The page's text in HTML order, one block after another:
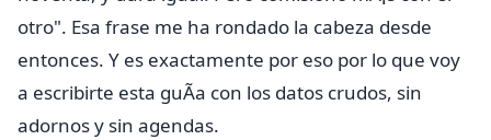
otro". Esa frase me ha rondado la cabeza desde
entonces. Y es exactamente por eso por lo que voy
a escribirte esta guÃ­a con los datos crudos, sin
adornos y sin agendas.